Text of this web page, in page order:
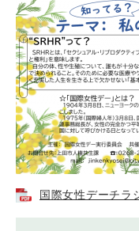
国際女性デーチラ